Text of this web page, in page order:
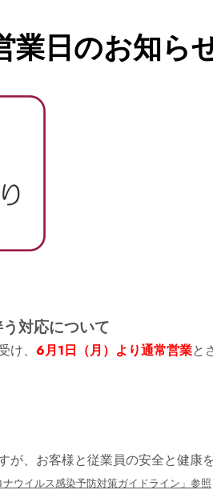
業日のお知ら
対応について
、 6月1日（月）より通常営業と
が、お客様と従業員の安全と健康
ウイルス感染予防対策ガイドライン」参照